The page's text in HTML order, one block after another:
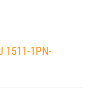
1511-1PN-